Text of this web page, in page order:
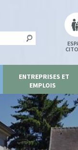
ENTREPRISES ET
EMPLOIS